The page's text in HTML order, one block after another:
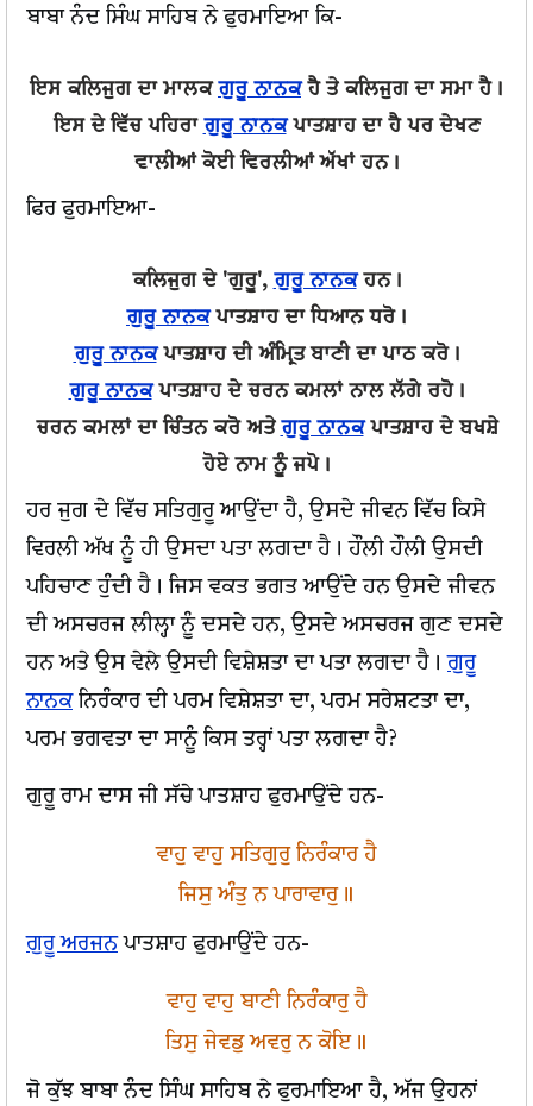
ਬਾਬਾ ਨੰਦ ਸਿੰਘ ਸਾਹਿਬ ਨੇ ਫੁਰਮਾਇਆ ਕਿ-
ਇਸ ਕਲਿਜੁਗ ਦਾ ਮਾਲਕਗੁਰੂ ਨਾਨਕਹੈ ਤੇ ਕਲਿਜੁਗ ਦਾ ਸਮਾ ਹੈ।
ਇਸ ਦੇ ਵਿੱਚ ਪਹਿਰਾ ਗੁਰੂ ਨਾਨਕਪਾਤਸ਼ਾਹ ਦਾ ਹੈ ਪਰ ਦੇਖਣ
ਵਾਲੀਆਂ ਕੋਈ ਵਿਰਲੀਆਂ ਅੱਖਾਂ ਹਨ।
ਫਿਰ ਫੁਰਮਾਇਆ-
ਕਲਿਜੁਗ ਦੇ 'ਗੁਰੂ', ਗੁਰੂ ਨਾਨਕਹਨ।
ਗੁਰੂ ਨਾਨਕਪਾਤਸ਼ਾਹ ਦਾ ਧਿਆਨ ਧਰੋ।
ਗੁਰੂ ਨਾਨਕਪਾਤਸ਼ਾਹ ਦੀ ਅੰਮ੍ਰਿਤ ਬਾਣੀ ਦਾ ਪਾਠ ਕਰੋ।
ਗੁਰੂ ਨਾਨਕਪਾਤਸ਼ਾਹ ਦੇ ਚਰਨ ਕਮਲਾਂ ਨਾਲ ਲੱਗੇ ਰਹੋ।
ਚਰਨ ਕਮਲਾਂ ਦਾ ਚਿੰਤਨ ਕਰੋ ਅਤੇਗੁਰੂ ਨਾਨਕਪਾਤਸ਼ਾਹ ਦੇ ਬਖਸ਼ੇ
ਹੋਏ ਨਾਮ ਨੂੰ ਜਪੋ।
ਹਰ ਜੁਗ ਦੇ ਵਿੱਚ ਸਤਿਗੁਰੂ ਆਉਂਦਾ ਹੈ, ਉਸਦੇ ਜੀਵਨ ਵਿੱਚ ਕਿਸੇ
ਵਿਰਲੀ ਅੱਖ ਨੂੰ ਹੀ ਉਸਦਾ ਪਤਾ ਲਗਦਾ ਹੈ। ਹੌਲੀ ਹੌਲੀ ਉਸਦੀ
ਪਹਿਚਾਣ ਹੁੰਦੀ ਹੈ। ਜਿਸ ਵਕਤ ਭਗਤ ਆਉਂਦੇ ਹਨ ਉਸਦੇ ਜੀਵਨ
ਦੀ ਅਸਚਰਜ ਲੀਲ੍ਹਾ ਨੂੰ ਦਸਦੇ ਹਨ, ਉਸਦੇ ਅਸਚਰਜ ਗੁਣ ਦਸਦੇ
ਹਨ ਅਤੇ ਉਸ ਵੇਲੇ ਉਸਦੀ ਵਿਸ਼ੇਸ਼ਤਾ ਦਾ ਪਤਾ ਲਗਦਾ ਹੈ।ਗੁਰੂ
ਨਾਨਕਨਿਰੰਕਾਰ ਦੀ ਪਰਮ ਵਿਸ਼ੇਸ਼ਤਾ ਦਾ, ਪਰਮ ਸਰੇਸ਼ਟਤਾ ਦਾ,
ਪਰਮ ਭਗਵਤਾ ਦਾ ਸਾਨੂੰ ਕਿਸ ਤਰ੍ਹਾਂ ਪਤਾ ਲਗਦਾ ਹੈ?
ਗੁਰੂ ਰਾਮ ਦਾਸ ਜੀ ਸੱਚੇ ਪਾਤਸ਼ਾਹ ਫੁਰਮਾਉਂਦੇ ਹਨ-
ਵਾਹੁ ਵਾਹੁ ਸਤਿਗੁਰੁ ਨਿਰੰਕਾਰ ਹੈ
ਜਿਸੁ ਅੰਤੁ ਨ ਪਾਰਾਵਾਰੁ॥
ਗੁਰੂ ਅਰਜਨਪਾਤਸ਼ਾਹ ਫੁਰਮਾਉਂਦੇ ਹਨ-
ਵਾਹੁ ਵਾਹੁ ਬਾਣੀ ਨਿਰੰਕਾਰੁ ਹੈ
ਤਿਸੁ ਜੇਵਡੁ ਅਵਰੁ ਨ ਕੋਇ॥
ਜੋ ਕੁੱਝ ਬਾਬਾ ਨੰਦ ਸਿੰਘ ਸਾਹਿਬ ਨੇ ਫੁਰਮਾਇਆ ਹੈ, ਅੱਜ ਉਹਨਾਂ